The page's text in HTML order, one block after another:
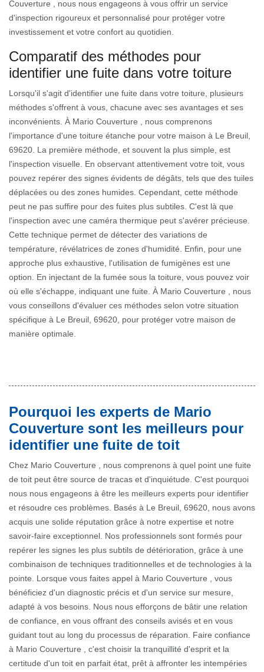
Couverture , nous nous engageons à vous offrir un service
d'inspection rigoureux et personnalisé pour protéger votre
investissement et votre confort au quotidien.
Comparatif des méthodes pour
identifier une fuite dans votre toiture
Lorsqu'il s'agit d'identifier une fuite dans votre toiture, plusieurs
méthodes s'offrent à vous, chacune avec ses avantages et ses
inconvénients. À Mario Couverture , nous comprenons
l'importance d'une toiture étanche pour votre maison à Le Breuil,
69620. La première méthode, et souvent la plus simple, est
l'inspection visuelle. En observant attentivement votre toit, vous
pouvez repérer des signes évidents de dégâts, tels que des tuiles
déplacées ou des zones humides. Cependant, cette méthode
peut ne pas suffire pour des fuites plus subtiles. C'est là que
l'inspection avec une caméra thermique peut s'avérer précieuse.
Cette technique permet de détecter des variations de
température, révélatrices de zones d'humidité. Enfin, pour une
approche plus exhaustive, l'utilisation de fumigènes est une
option. En injectant de la fumée sous la toiture, vous pouvez voir
où elle s'échappe, indiquant une fuite. À Mario Couverture , nous
vous conseillons d'évaluer ces méthodes selon votre situation
spécifique à Le Breuil, 69620, pour protéger votre maison de
manière optimale.
Pourquoi les experts de Mario
Couverture sont les meilleurs pour
identifier une fuite de toit
Chez Mario Couverture , nous comprenons à quel point une fuite
de toit peut être source de tracas et d'inquiétude. C'est pourquoi
nous nous engageons à être les meilleurs experts pour identifier
et résoudre ces problèmes. Basés à Le Breuil, 69620, nous avons
acquis une solide réputation grâce à notre expertise et notre
savoir-faire exceptionnel. Nos professionnels sont formés pour
repérer les signes les plus subtils de détérioration, grâce à une
combinaison de techniques traditionnelles et de technologies à la
pointe. Lorsque vous faites appel à Mario Couverture , vous
bénéficiez d'un diagnostic précis et d'un service sur mesure,
adapté à vos besoins. Nous nous efforçons de bâtir une relation
de confiance, en vous offrant des conseils avisés et en vous
guidant tout au long du processus de réparation. Faire confiance
à Mario Couverture , c'est choisir la tranquillité d'esprit et la
certitude d'un toit en parfait état, prêt à affronter les intempéries